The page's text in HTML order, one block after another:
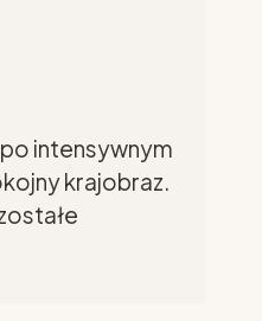
intensywnym
krajobraz.